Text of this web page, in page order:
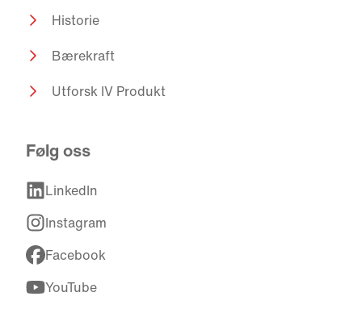
Historie
Bærekraft
Utforsk IV Produkt
Følg oss
LinkedIn
Instagram
Facebook
YouTube